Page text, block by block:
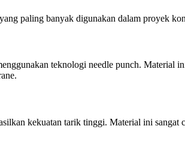
paling banyak digunakan dalam proyek
teknologi needle punch. Material
kekuatan tarik tinggi. Material ini